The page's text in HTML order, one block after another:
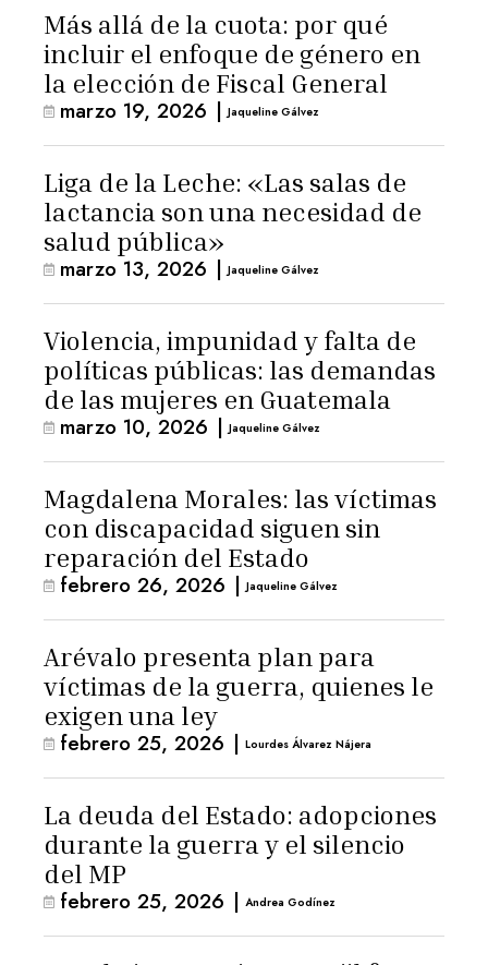
Más allá de la cuota: por qué
incluir el enfoque de género en
la elección de Fiscal General
marzo 19, 2026 | Jaqueline Gálvez
Liga de la Leche: «Las salas de
lactancia son una necesidad de
salud pública»
marzo 13, 2026 | Jaqueline Gálvez
Violencia, impunidad y falta de
políticas públicas: las demandas
de las mujeres en Guatemala
marzo 10, 2026 | Jaqueline Gálvez
Magdalena Morales: las víctimas
con discapacidad siguen sin
reparación del Estado
febrero 26, 2026 | Jaqueline Gálvez
Arévalo presenta plan para
víctimas de la guerra, quienes le
exigen una ley
febrero 25, 2026 | Lourdes Álvarez Nájera
La deuda del Estado: adopciones
durante la guerra y el silencio
del MP
febrero 25, 2026 | Andrea Godínez